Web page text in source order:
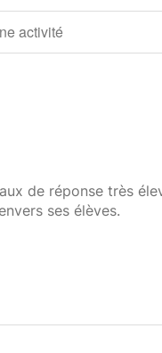
activité
de réponse très
ses élèves.